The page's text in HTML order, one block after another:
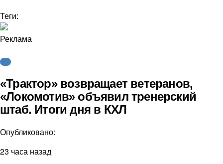
Теги:
Реклама
КХЛ
«Трактор» возвращает ветеранов,
«Локомотив» объявил тренерский
штаб. Итоги дня в КХЛ
Опубликовано:
23 часа назад